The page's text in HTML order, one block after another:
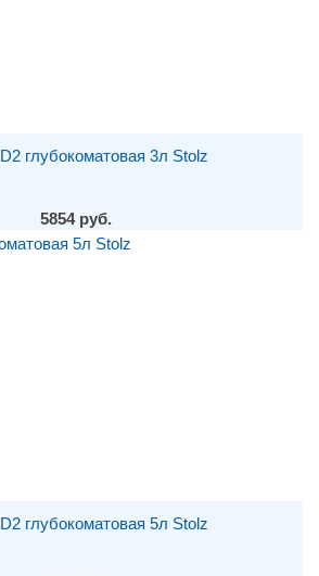
глубокоматовая 3л Stolz
5854 руб.
глубокоматовая 5л Stolz